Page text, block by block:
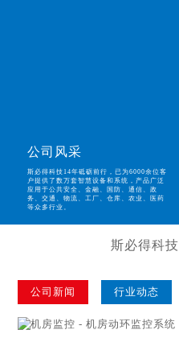
公司风采
斯必得科技14年砥砺前行，已为6000余位客
户提供了数万套智慧设备和系统，产品广泛
应用于公共安全、金融、国防、通信、政
务、交通、物流、工厂、仓库、农业、医药
等众多行业。
斯必得科技
公司新闻 行业动态